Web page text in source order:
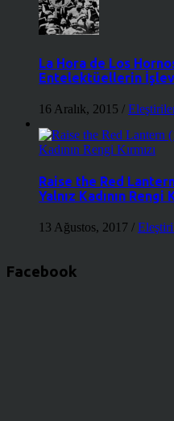
La Hora de Los
Entelektüellerin
16 Aralık, 2015 /
Raise the Red
Yalnız Kadının Rengi
13 Ağustos, 2017 /
Facebook